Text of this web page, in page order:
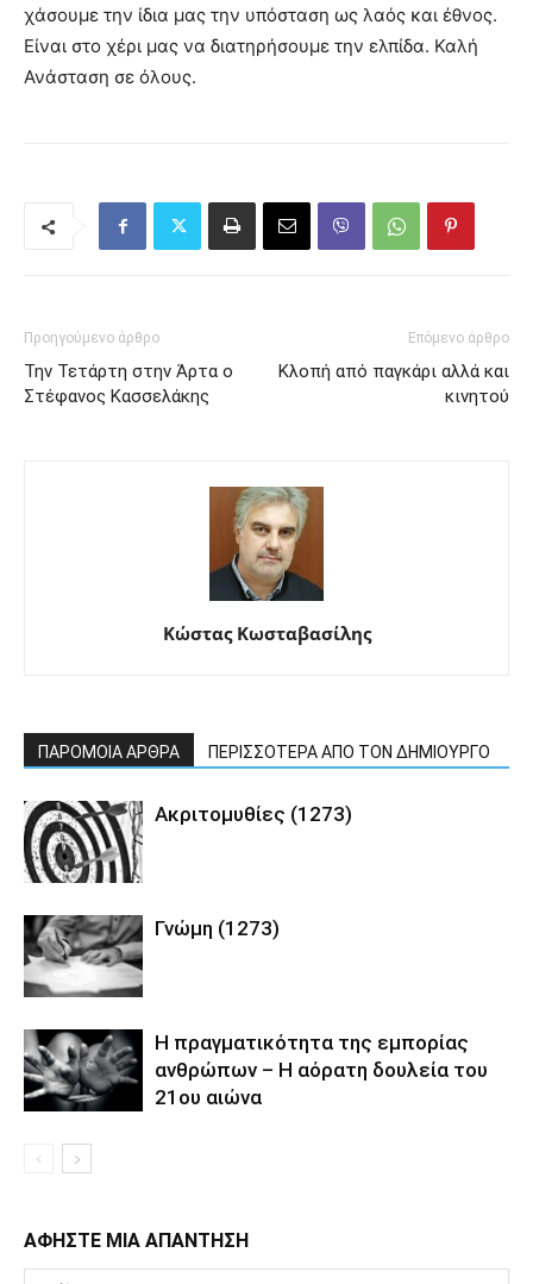
χάσουμε την ίδια μας την υπόσταση ως λαός και έθνος.
Είναι στο χέρι μας να διατηρήσουμε την ελπίδα. Καλή
Ανάσταση σε όλους.
Προηγούμενο άρθρο
Την Τετάρτη στην Άρτα ο
Στέφανος Κασσελάκης
Επόμενο άρθρο
Κλοπή από παγκάρι αλλά και
κινητού
Κώστας Κωσταβασίλης
ΠΑΡΟΜΟΙΑ ΑΡΘΡΑ ΠΕΡΙΣΣΟΤΕΡΑ ΑΠΟ ΤΟΝ ΔΗΜΙΟΥΡΓΟ
Ακριτομυθίες (1273)
Γνώμη (1273)
Η πραγματικότητα της εμπορίας
ανθρώπων – Η αόρατη δουλεία του
21ου αιώνα
ΑΦΗΣΤΕ ΜΙΑ ΑΠΑΝΤΗΣΗ